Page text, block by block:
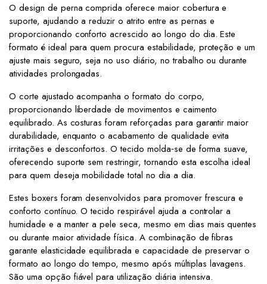
O design de perna comprida oferece maior cobertura e
suporte, ajudando a reduzir o atrito entre as pernas e
proporcionando conforto acrescido ao longo do dia. Este
formato é ideal para quem procura estabilidade, proteção e um
ajuste mais seguro, seja no uso diário, no trabalho ou durante
atividades prolongadas.
O corte ajustado acompanha o formato do corpo,
proporcionando liberdade de movimentos e caimento
equilibrado. As costuras foram reforçadas para garantir maior
durabilidade, enquanto o acabamento de qualidade evita
irritações e desconfortos. O tecido molda‑se de forma suave,
oferecendo suporte sem restringir, tornando esta escolha ideal
para quem deseja mobilidade total no dia a dia.
Estes boxers foram desenvolvidos para promover frescura e
conforto contínuo. O tecido respirável ajuda a controlar a
humidade e a manter a pele seca, mesmo em dias mais quentes
ou durante maior atividade física. A combinação de fibras
garante elasticidade equilibrada e capacidade de preservar o
formato ao longo do tempo, mesmo após múltiplas lavagens.
São uma opção fiável para utilização diária intensiva.